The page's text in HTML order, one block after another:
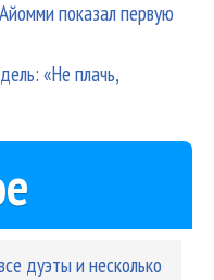
показал первую
«Не плачь,
дуэты и несколько